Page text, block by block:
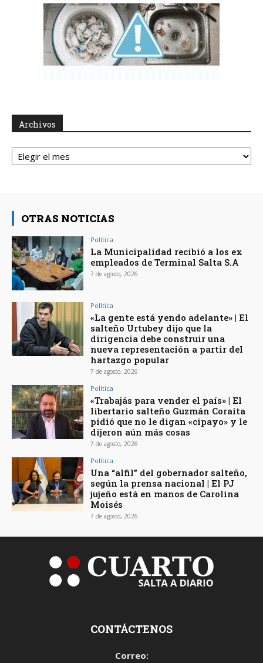
Archivos
Archivos
OTRAS NOTICIAS
Política
La Municipalidad recibió a los ex
empleados de Terminal Salta S.A
7 de agosto, 2026
Política
«La gente está yendo adelante» | El
salteño Urtubey dijo que la
dirigencia debe construir una
nueva representación a partir del
hartazgo popular
7 de agosto, 2026
Política
«Trabajás para vender el país» | El
libertario salteño Guzmán Coraita
pidió que no le digan «cipayo» y le
dijeron aún más cosas
7 de agosto, 2026
Política
Una “alfil” del gobernador salteño,
según la prensa nacional | El PJ
jujeño está en manos de Carolina
Moisés
7 de agosto, 2026
CONTÁCTENOS
Correo: